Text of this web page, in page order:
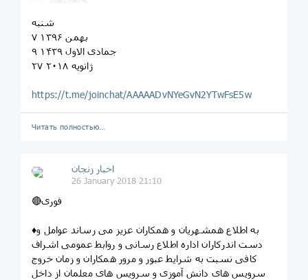
شنبه
۷ بهمن ۱۳۹۶
۹ جمادی الاول ۱۴۳۹
۲۷ ژانویه ۲۰۱۸
https://t.me/joinchat/AAAAADvNYeGvN2YTwFsE5w
Читать полностью…
اخبار زنجان
26 January 2018 21:10
🔴فوری
♦️به اطلاع همشهریان و همکاران عزیز می رساند عوامل و
دست اندرکاران اداره اطلاع رسانی و روابط عمومی اشراف
کافی نسبت به شرایط عبور و مرور همکاران و زمان خروج
سرویس های دانش آموزی و سرویس های معلمان از داخل